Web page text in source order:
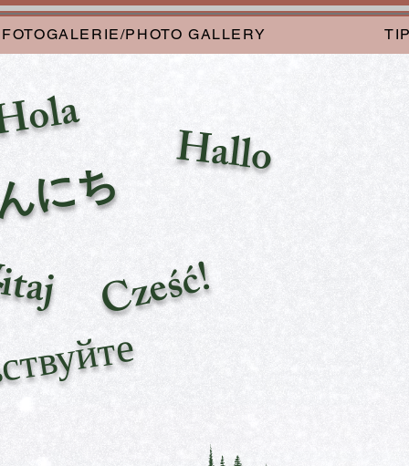
FOTOGALERIE/PHOTO GALLERY
Hallo
Cześć!